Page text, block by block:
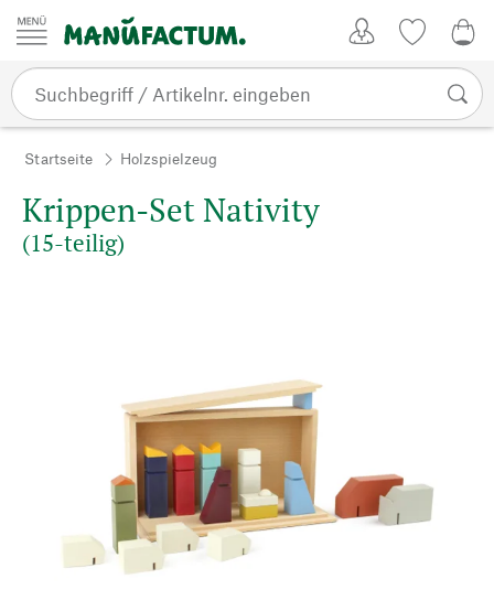
Zum Inhalt springen
Startseite Holzspielzeug
Krippen-Set Nativity
(15-teilig)